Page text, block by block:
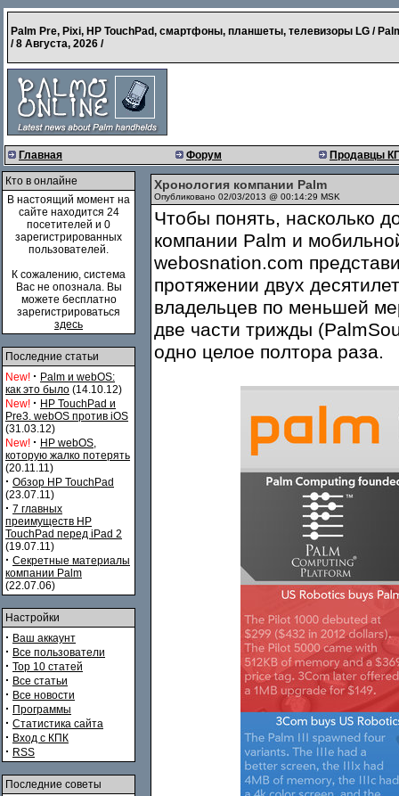
Palm Pre, Pixi, HP TouchPad, смартфоны, планшеты, телевизоры LG /
/8 Августа, 2026 /
Главная Форум Продавцы
Кто в онлайне
В настоящий момент на
сайте находится 24
посетителей и 0
зарегистрированных
пользователей.
К сожалению, система
Вас не опознала. Вы
можете бесплатно
зарегистрироваться
здесь
Последние статьи
New! · Palm и webOS:
как это было (14.10.12)
New! · HP TouchPad и
Pre3. webOS против iOS
(31.03.12)
New! · HP webOS,
которую жалко потерять
(20.11.11)
· Обзор HP TouchPad
(23.07.11)
· 7 главных
преимуществ HP
TouchPad перед iPad 2
(19.07.11)
· Секретные материалы
компании Palm
(22.07.06)
Настройки
· Ваш аккаунт
· Все пользователи
· Top 10 статей
· Все статьи
· Все новости
· Программы
· Статистика сайта
· Вход с КПК
· RSS
Последние советы
Хронология компании Palm
Опубликовано 02/03/2013 @ 00:14:29 MSK
Чтобы понять, насколько
компании Palm и
webosnation.com
протяжении двух
владельцев по меньшей
две части трижды
одно целое полтора раза.